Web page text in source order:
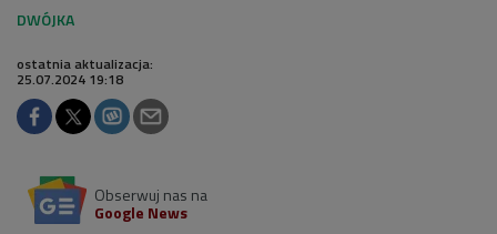
ostatnia aktualizacja:
25.07.2024 19:18
Obserwuj nas na
Google News